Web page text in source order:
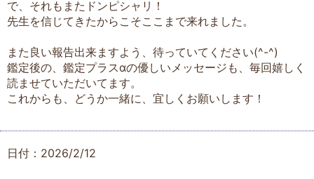
で、それもまたドンピシャリ！
先生を信じてきたからこそここまで来れました。
また良い報告出来ますよう、待っていてください(^-^)
鑑定後の、鑑定プラスαの優しいメッセージも、毎回嬉しく
読ませていただいてます。
これからも、どうか一緒に、宜しくお願いします！
日付：2026/2/12